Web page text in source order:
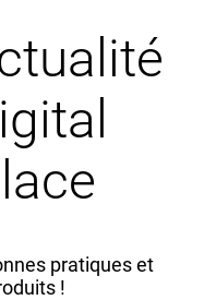
pratiques et
!